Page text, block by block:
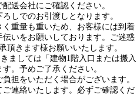
送会社にご確認ください。
しでのお引渡しとなります。
く重量も重いため、お客様には到着
いをお願いしております。ご迷惑
頂きます様お願いいたします。
ましては「建物1階入口または搬入
。予めご了承ください。
担をいただく場合がございます。
連絡いたします。必ずご確認くだ